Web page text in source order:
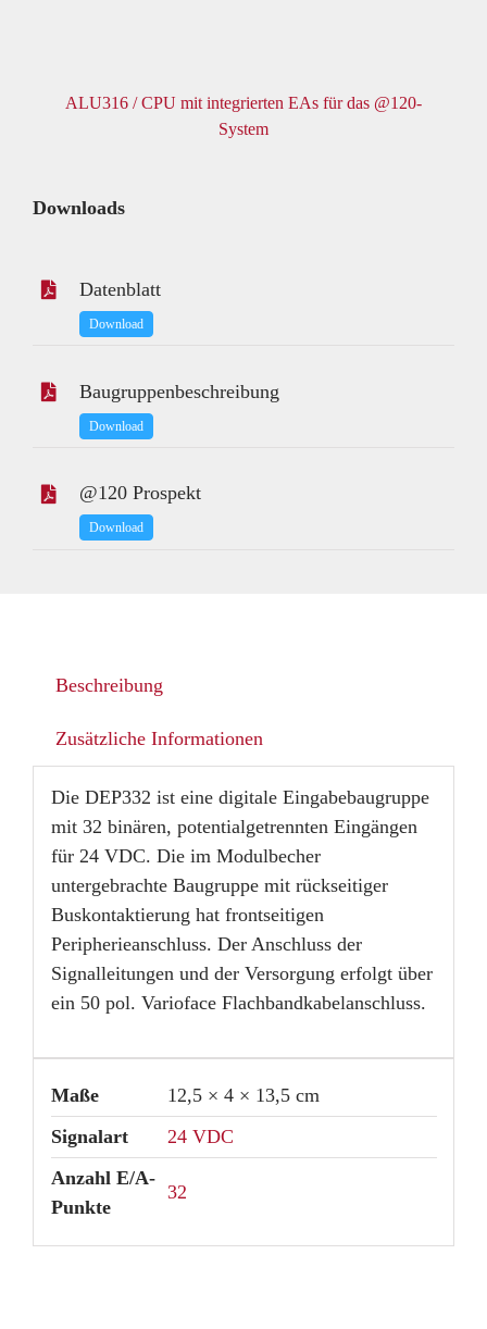
ALU316 / CPU mit integrierten EAs für das @120-
System
Downloads
Datenblatt
Download
Baugruppenbeschreibung
Download
@120 Prospekt
Download
Beschreibung
Zusätzliche Informationen
Die DEP332 ist eine digitale Eingabebaugruppe
mit 32 binären, potentialgetrennten Eingängen
für 24 VDC. Die im Modulbecher
untergebrachte Baugruppe mit rückseitiger
Buskontaktierung hat frontseitigen
Peripherieanschluss. Der Anschluss der
Signalleitungen und der Versorgung erfolgt über
ein 50 pol. Varioface Flachbandkabelanschluss.
Maße
12,5 × 4 × 13,5 cm
Signalart
24 VDC
Anzahl E/A-
Punkte
32